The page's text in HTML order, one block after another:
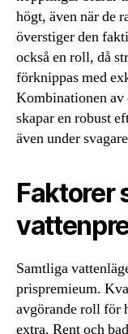
högt, även när de
överstiger den
också en roll, då
förknippas med
Kombinationen
skapar en robust
även under
Faktorer
Samtliga
prispremieum.
avgörande roll för
extra. Rent och